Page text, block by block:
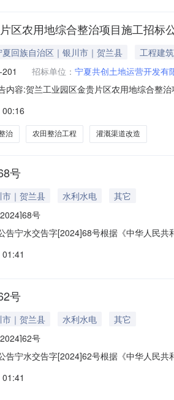
区农用地综合整治项目施工招标
夏回族自治区｜银川市｜贺兰县
工程建筑
招标单位： 宁夏共创土地运营开发有
内容:贺兰工业园区金贵片区农用地综合整
营开发有限公司。本项目已具备招标条件
道改造，田间
治 农田整治工程 灌溉渠道改造
号
｜贺兰县 水利水电
其它
号
告宁水交告字[2024]68号根据《中华人民
自然资源要素交易市场用水权交易系统（
号
｜贺兰县 水利水电
其它
号
告宁水交告字[2024]62号根据《中华人民
自然资源要素交易市场用水权交易系统（